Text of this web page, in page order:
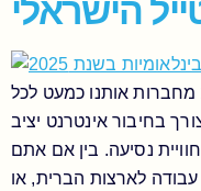
הישראלי
מחברות אותנו כמעט לכל
בחיבור אינטרנט יציב
נסיעה. בין אם אתם
לארצות הברית, או